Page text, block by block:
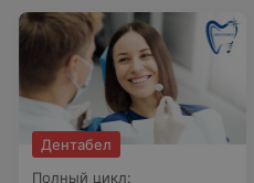
Дентабел
Полный цикл: